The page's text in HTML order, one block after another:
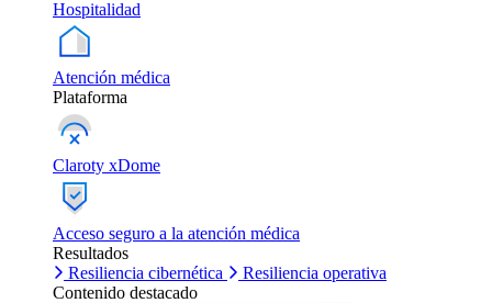
Hospitalidad
Atención médica
Plataforma
Claroty xDome
Acceso seguro a la atención médica
Resultados
Resiliencia cibernética
Resiliencia operativa
Contenido destacado